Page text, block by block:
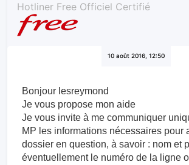
Hotliner Free Officiel Certifié
10 août 2016, 12:50
Bonjour lesreymond
Je vous propose mon aide
Je vous invite à me communiquer
MP les information​s nécessaires pour
dossier en question, à savoir : nom et
éventuellement le numéro de la ligne